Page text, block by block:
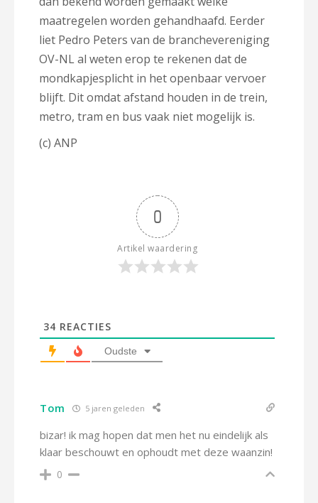
maatregelen worden gehandhaafd. Eerder
liet Pedro Peters van de branchevereniging
OV-NL al weten erop te rekenen dat de
mondkapjesplicht in het openbaar vervoer
blijft. Dit omdat afstand houden in de trein,
metro, tram en bus vaak niet mogelijk is.
(c) ANP
0
Artikel waardering
34 REACTIES
Oudste
Tom 5 jaren geleden
bizar! ik mag hopen dat men het nu eindelijk als
klaar beschouwt en ophoudt met deze waanzin!
0